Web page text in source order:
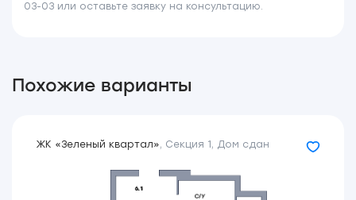
03-03 или оставьте заявку на консультацию.
Похожие варианты
ЖК «Зеленый квартал», Секция 1 , Дом сдан